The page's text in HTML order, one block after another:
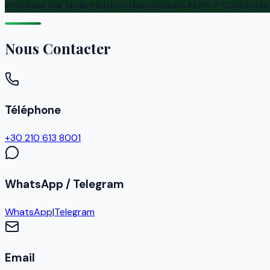
Intéressé par la distribution des produits KERA ?
Nous Contacter
Téléphone
+30 210 613 8001
WhatsApp / Telegram
WhatsApp|Telegram
Email